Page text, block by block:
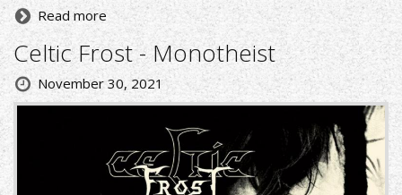
Read more
Celtic Frost - Monotheist
November 30, 2021